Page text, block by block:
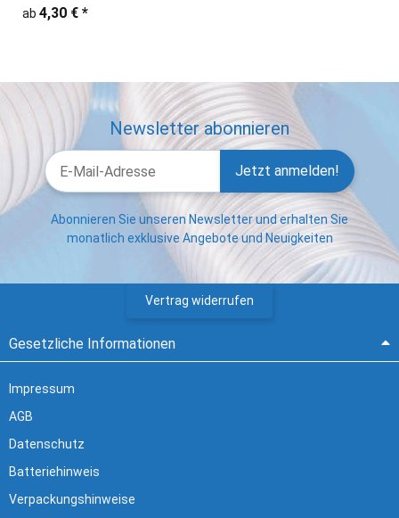
ab 4,30 € *
Newsletter abonnieren
Jetzt anmelden!
Abonnieren Sie unseren Newsletter und erhalten Sie
monatlich exklusive Angebote und Neuigkeiten
Vertrag widerrufen
Gesetzliche Informationen
Impressum
AGB
Datenschutz
Batteriehinweis
Verpackungshinweise